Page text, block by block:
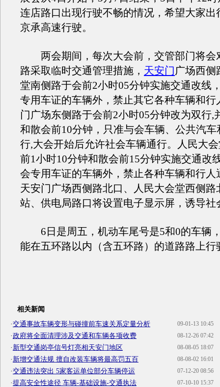
连店路口出现行驶不畅的情况，希望大家出
京承高速行驶。
两会期间，每次大会前，交管部门将会
路采取临时交通管理措施， 天安门广场西侧
堂南侧路于会前2小时05分钟实施交通改线
专用车证的车辆外，禁止其它各种车辆和行
门广场东侧路于会前2小时05分钟改为双行,
和散会前10分钟，只准与会车辆、公共汽
行,大会开始后允许社会车辆通行。人民大
前1小时10分钟和散会前15分钟实施交通改
会专用车证的车辆外，禁止各种车辆和行人
天安门广场西侧路北口、人民大会堂西侧路
站、供电局路口将设置电子显示屏，诱导社
6日是周五，机动车尾号是5和0的车辆
能在五环路以内（含五环路）的道路路上行
相关新闻
09-01-13 10:45
·交通事故车辆变形与碰撞前车速关系定量分析
08-12-26 07:42
·政府将全面清理涉及交通和车辆各项收费
08-08-05 18:07
·新型交通岗亭信号灯亮相天安门地区
08-08-02 16:01
·新增交通法规 擅自改装车辆将最高罚五百
07-12-20 08:56
·交通违法突出 5家客运单位部分车辆停运
07-10-10 15:37
·提高安全性途径 车辆-基础设施-交通执法